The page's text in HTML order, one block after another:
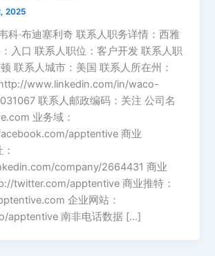
2025
科·布迪塞利奇 联系人职务详情：西雅
入口 联系人职位：客户开发 联系人职
联系人城市：美国 联系人所在州：
www.linkedin.com/in/waco-
联系人邮政编码：关注 公司名
业务域：
apptentive 商业
company/2664431 商业
twitter.com/apptentive 商业推特：
企业网站：
apptentive 南非电话数据 […]